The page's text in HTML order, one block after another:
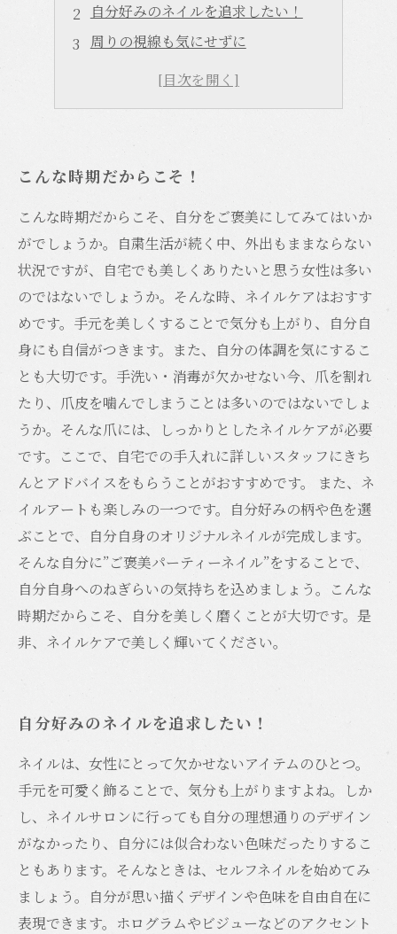
自分好みのネイルを追求したい！
周りの視線も気にせずに
心からリラックスできる
こんな時期だからこそ！
こんな時期だからこそ、自分をご褒美にしてみてはいか
がでしょうか。自粛生活が続く中、外出もままならない
状況ですが、自宅でも美しくありたいと思う女性は多い
のではないでしょうか。そんな時、ネイルケアはおすす
めです。手元を美しくすることで気分も上がり、自分自
身にも自信がつきます。また、自分の体調を気にするこ
とも大切です。手洗い・消毒が欠かせない今、爪を割れ
たり、爪皮を噛んでしまうことは多いのではないでしょ
うか。そんな爪には、しっかりとしたネイルケアが必要
です。ここで、自宅での手入れに詳しいスタッフにきち
んとアドバイスをもらうことがおすすめです。 また、ネ
イルアートも楽しみの一つです。自分好みの柄や色を選
ぶことで、自分自身のオリジナルネイルが完成します。
そんな自分に”ご褒美パーティーネイル”をすることで、
自分自身へのねぎらいの気持ちを込めましょう。こんな
時期だからこそ、自分を美しく磨くことが大切です。是
非、ネイルケアで美しく輝いてください。
自分好みのネイルを追求したい！
ネイルは、女性にとって欠かせないアイテムのひとつ。
手元を可愛く飾ることで、気分も上がりますよね。しか
し、ネイルサロンに行っても自分の理想通りのデザイン
がなかったり、自分には似合わない色味だったりするこ
ともあります。そんなときは、セルフネイルを始めてみ
ましょう。自分が思い描くデザインや色味を自由自在に
表現できます。ホログラムやビジューなどのアクセント